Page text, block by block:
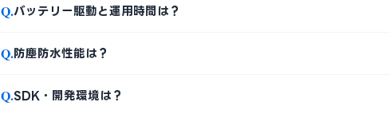
Q.バッテリー駆動と運用時間は？
Q.防塵防水性能は？
Q.SDK・開発環境は？